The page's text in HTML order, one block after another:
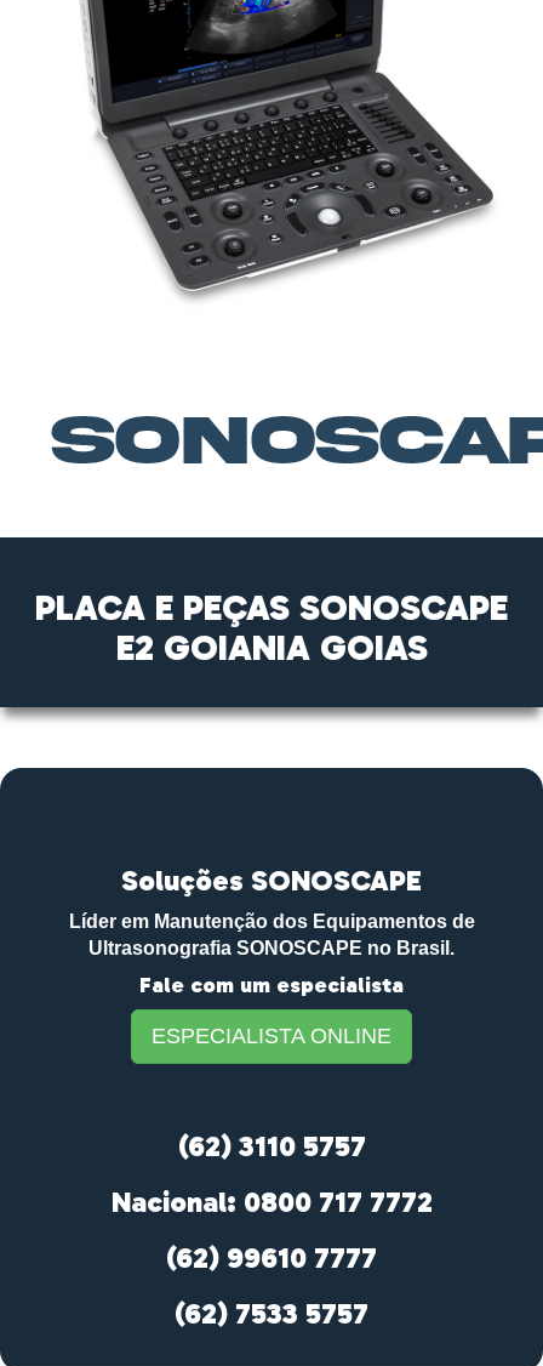
PLACA E PEÇAS SONOSCAPE
E2 GOIANIA GOIAS
Soluções SONOSCAPE
Líder em Manutenção dos Equipamentos de
Ultrasonografia SONOSCAPE no Brasil.
Fale com um especialista
ESPECIALISTA ONLINE
(62) 3110 5757
Nacional: 0800 717 7772
(62) 99610 7777
(62) 7533 5757